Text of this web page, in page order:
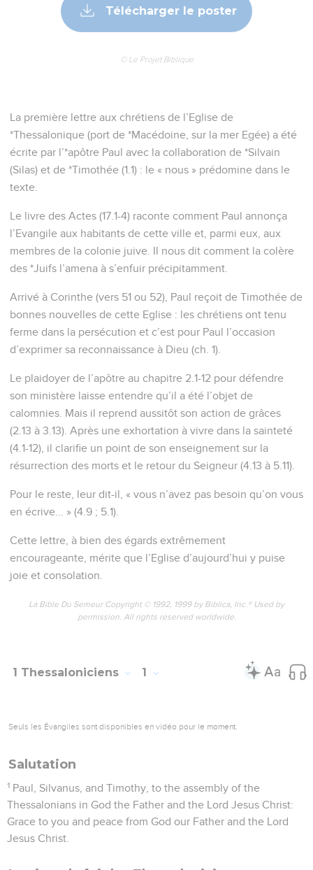
Télécharger le poster
© Le Projet Biblique
La première lettre aux chrétiens de l’Eglise de
*Thessalonique (port de *Macédoine, sur la mer Egée) a été
écrite par l’*apôtre Paul avec la collaboration de *Silvain
(Silas) et de *Timothée (1.1) : le « nous » prédomine dans le
texte.
Le livre des Actes (17.1-4) raconte comment Paul annonça
l’Evangile aux habitants de cette ville et, parmi eux, aux
membres de la colonie juive. Il nous dit comment la colère
des *Juifs l’amena à s’enfuir précipitamment.
Arrivé à Corinthe (vers 51 ou 52), Paul reçoit de Timothée de
bonnes nouvelles de cette Eglise : les chrétiens ont tenu
ferme dans la persécution et c’est pour Paul l’occasion
d’exprimer sa reconnaissance à Dieu (ch. 1).
Le plaidoyer de l’apôtre au chapitre 2.1-12 pour défendre
son ministère laisse entendre qu’il a été l’objet de
calomnies. Mais il reprend aussitôt son action de grâces
(2.13 à 3.13). Après une exhortation à vivre dans la sainteté
(4.1-12), il clarifie un point de son enseignement sur la
résurrection des morts et le retour du Seigneur (4.13 à 5.11).
Pour le reste, leur dit-il, « vous n’avez pas besoin qu’on vous
en écrive... » (4.9 ; 5.1).
Cette lettre, à bien des égards extrêmement
encourageante, mérite que l’Eglise d’aujourd’hui y puise
joie et consolation.
La Bible Du Semeur Copyright © 1992, 1999 by Biblica, Inc.® Used by
permission. All rights reserved worldwide.
1 Thessaloniciens 1
Seuls les Évangiles sont disponibles en vidéo pour le moment.
Salutation
1 Paul, Silvanus, and Timothy, to the assembly of the
Thessalonians in God the Father and the Lord Jesus Christ:
Grace to you and peace from God our Father and the Lord
Jesus Christ.